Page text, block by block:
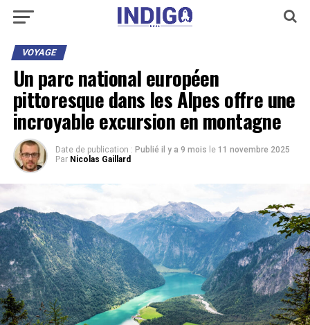
VOYAGE
Un parc national européen
pittoresque dans les Alpes offre une
incroyable excursion en montagne
Date de publication : Publié il y a 9 mois le 11 novembre 2025
Par Nicolas Gaillard